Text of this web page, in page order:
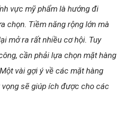
vực mỹ phẩm là hướng đi
chọn. Tiềm năng rộng lớn mà
mở ra rất nhiều cơ hội. Tuy
cần phải lựa chọn mặt hàng
vài gợi ý về các mặt hàng
sẽ giúp ích được cho các